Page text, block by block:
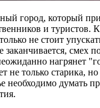
город, который
и туристов.
не стоит
заканчивается, смех
нагрянет
не только старика,
необходимо думать